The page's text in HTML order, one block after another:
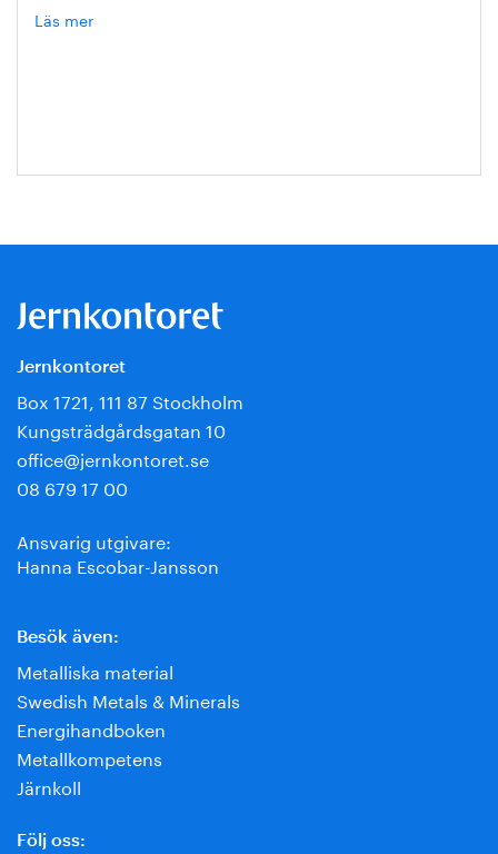
Läs mer
Jernkontoret
Box 1721, 111 87 Stockholm
Kungsträdgårdsgatan 10
office@jernkontoret.se
08 679 17 00
Ansvarig utgivare:
Hanna Escobar-Jansson
Besök även:
Metalliska material
Swedish Metals & Minerals
Energihandboken
Metallkompetens
Järnkoll
Följ oss: